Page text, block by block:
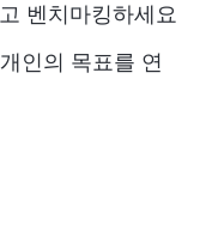
벤치마킹하세요
인의 목표를 연